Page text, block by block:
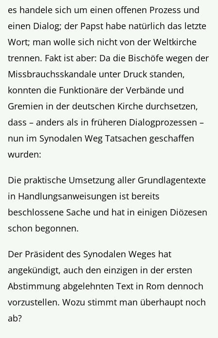
es handele sich um einen offenen Prozess und
einen Dialog; der Papst habe natürlich das letzte
Wort; man wolle sich nicht von der Weltkirche
trennen. Fakt ist aber: Da die Bischöfe wegen der
Missbrauchsskandale unter Druck standen,
konnten die Funktionäre der Verbände und
Gremien in der deutschen Kirche durchsetzen,
dass – anders als in früheren Dialogprozessen –
nun im Synodalen Weg Tatsachen geschaffen
wurden:
Die praktische Umsetzung aller Grundlagentexte
in Handlungsanweisungen ist bereits
beschlossene Sache und hat in einigen Diözesen
schon begonnen.
Der Präsident des Synodalen Weges hat
angekündigt, auch den einzigen in der ersten
Abstimmung abgelehnten Text in Rom dennoch
vorzustellen. Wozu stimmt man überhaupt noch
ab?